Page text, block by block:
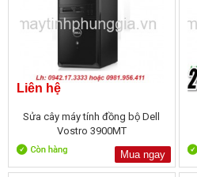
Liên hệ
Sửa cây máy tính đồng bộ Dell
Vostro 3900MT
Mua ngay